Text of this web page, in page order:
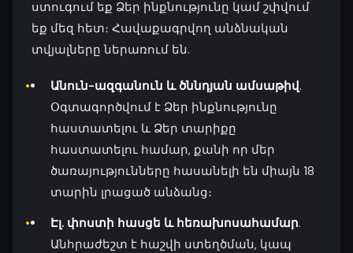
ստուգում եք Ձեր ինքնությունը կամ շփվում
եք մեզ հետ։ Հավաքագրվող անձնական
տվյալները ներառում են.
Անուն-ազգանուն և ծննդյան ամսաթիվ.
Օգտագործվում է Ձեր ինքնությունը
հաստատելու և Ձեր տարիքը
հաստատելու համար, քանի որ մեր
ծառայությունները հասանելի են միայն 18
տարին լրացած անձանց։
Էլ. փոստի հասցե և հեռախոսահամար.
Անհրաժեշտ է հաշվի ստեղծման, կապ